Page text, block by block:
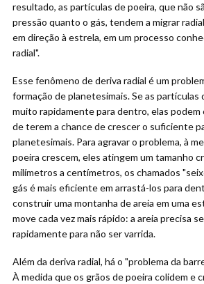
resultado, as partículas de poeira, que não
pressão quanto o gás, tendem a migrar
em direção à estrela, em um processo
radial".
Esse fenômeno de deriva radial é um
formação de planetesimais. Se as partículas
muito rapidamente para dentro, elas podem
de terem a chance de crescer o suficiente
planetesimais. Para agravar o problema, à
poeira crescem, eles atingem um tamanho
milímetros a centímetros, os chamados
gás é mais eficiente em arrastá-los para
construir uma montanha de areia em uma
move cada vez mais rápido: a areia precisa
rapidamente para não ser varrida.
Além da deriva radial, há o "problema da
À medida que os grãos de poeira colidem e